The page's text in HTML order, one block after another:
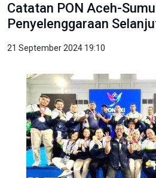
Catatan PON Aceh-
Penyelenggaraan
21 September 2024 19:10